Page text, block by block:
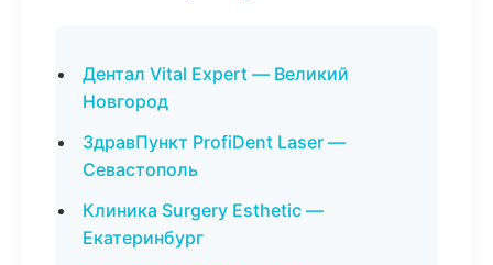
Дентал Vital Expert — Великий
Новгород
ЗдравПункт ProfiDent Laser —
Севастополь
Клиника Surgery Esthetic —
Екатеринбург